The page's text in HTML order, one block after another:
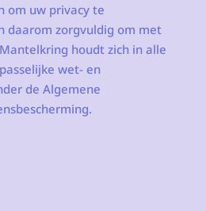
om uw privacy te
daarom zorgvuldig om met
houdt zich in alle
wet- en
de Algemene